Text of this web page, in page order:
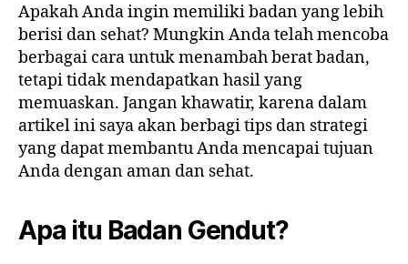
Apakah Anda ingin memiliki badan yang lebih
berisi dan sehat? Mungkin Anda telah mencoba
berbagai cara untuk menambah berat badan,
tetapi tidak mendapatkan hasil yang
memuaskan. Jangan khawatir, karena dalam
artikel ini saya akan berbagi tips dan strategi
yang dapat membantu Anda mencapai tujuan
Anda dengan aman dan sehat.
Apa itu Badan Gendut?